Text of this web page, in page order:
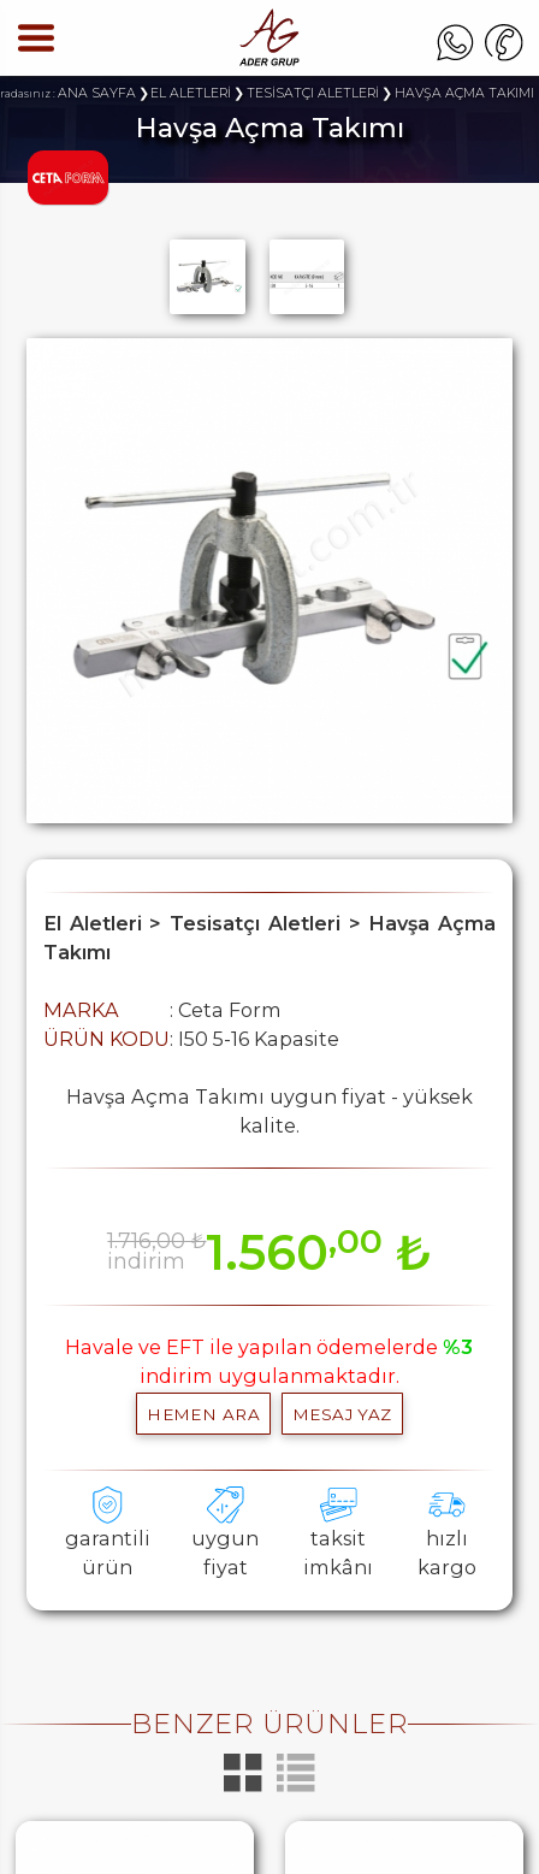
:ANA SAYFA EL ALETLERİ TESİSATÇI ALETLERİ HAVŞA AÇMA TAKIMI
Havşa Açma Takımı
El Aletleri > Tesisatçı Aletleri > Havşa Açma
Takımı
MARKA
: Ceta Form
ÜRÜN KODU: I50 5-16 Kapasite
Havşa Açma Takımı uygun fiyat - yüksek
kalite.
1.716,00 ₺
indirim
1.560,00 ₺
Havale ve EFT ile yapılan ödemelerde%3
indirim uygulanmaktadır.
HEMEN ARA MESAJ YAZ
garantili
ürün
uygun
fiyat
taksit
imkânı
hızlı
kargo
BENZER ÜRÜNLER